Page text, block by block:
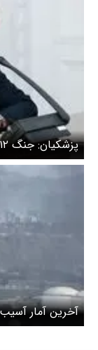
تپنده‌ایم
روزه